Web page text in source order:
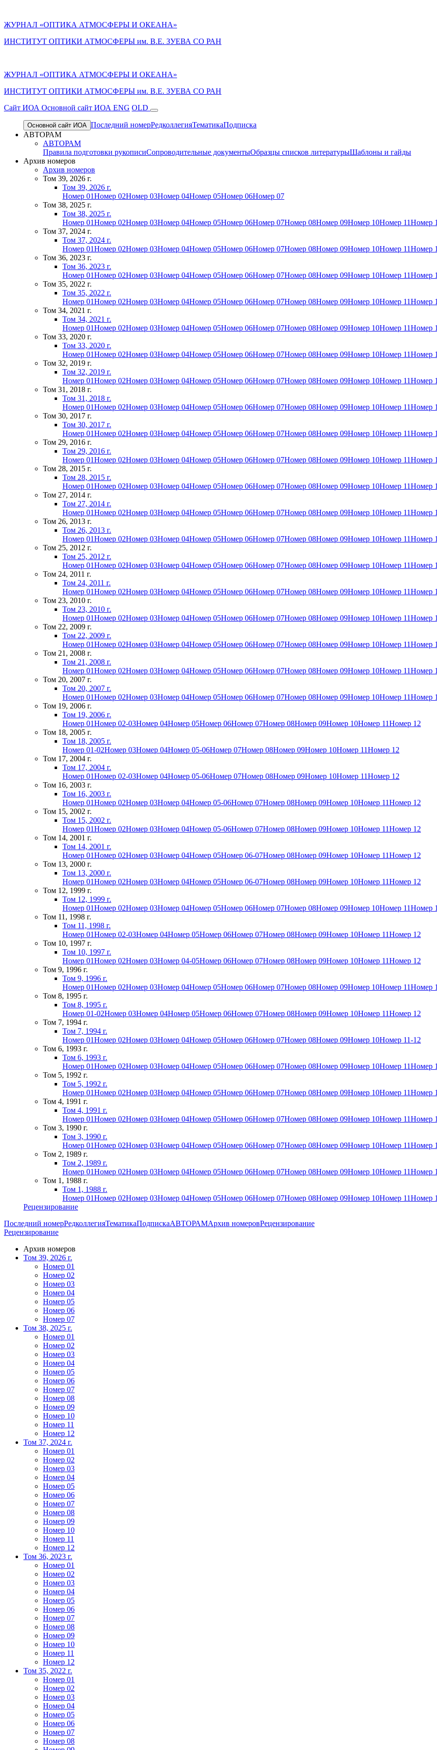
ЖУРНАЛ «ОПТИКА АТМОСФЕРЫ И ОКЕАНА»
ИНСТИТУТ ОПТИКИ АТМОСФЕРЫ им. В.Е. ЗУЕВА СО РАН
ЖУРНАЛ «ОПТИКА АТМОСФЕРЫ И ОКЕАНА»
ИНСТИТУТ ОПТИКИ АТМОСФЕРЫ им. В.Е. ЗУЕВА СО РАН
Cайт ИОА Основной сайт ИОА ENG OLD
Основной сайт ИОА Последний номерРедколлегияТематикаПодписка
АВТОРАМ
АВТОРАМ
Правила подготовки рукописиСопроводительные документыОбразцы списков литературыШаблоны и гайды
Архив номеров
Архив номеров
Том 39, 2026 г.
Том 39, 2026 г.
Номер 01Номер 02Номер 03Номер 04Номер 05Номер 06Номер 07
Том 38, 2025 г.
Том 38, 2025 г.
Номер 01Номер 02Номер 03Номер 04Номер 05Номер 06Номер 07Номер 08Номер 09Номер 10Номер 11Номер
Том 37, 2024 г.
Том 37, 2024 г.
Номер 01Номер 02Номер 03Номер 04Номер 05Номер 06Номер 07Номер 08Номер 09Номер 10Номер 11Номер
Том 36, 2023 г.
Том 36, 2023 г.
Номер 01Номер 02Номер 03Номер 04Номер 05Номер 06Номер 07Номер 08Номер 09Номер 10Номер 11Номер
Том 35, 2022 г.
Том 35, 2022 г.
Номер 01Номер 02Номер 03Номер 04Номер 05Номер 06Номер 07Номер 08Номер 09Номер 10Номер 11Номер
Том 34, 2021 г.
Том 34, 2021 г.
Номер 01Номер 02Номер 03Номер 04Номер 05Номер 06Номер 07Номер 08Номер 09Номер 10Номер 11Номер
Том 33, 2020 г.
Том 33, 2020 г.
Номер 01Номер 02Номер 03Номер 04Номер 05Номер 06Номер 07Номер 08Номер 09Номер 10Номер 11Номер
Том 32, 2019 г.
Том 32, 2019 г.
Номер 01Номер 02Номер 03Номер 04Номер 05Номер 06Номер 07Номер 08Номер 09Номер 10Номер 11Номер
Том 31, 2018 г.
Том 31, 2018 г.
Номер 01Номер 02Номер 03Номер 04Номер 05Номер 06Номер 07Номер 08Номер 09Номер 10Номер 11Номер
Том 30, 2017 г.
Том 30, 2017 г.
Номер 01Номер 02Номер 03Номер 04Номер 05Номер 06Номер 07Номер 08Номер 09Номер 10Номер 11Номер
Том 29, 2016 г.
Том 29, 2016 г.
Номер 01Номер 02Номер 03Номер 04Номер 05Номер 06Номер 07Номер 08Номер 09Номер 10Номер 11Номер
Том 28, 2015 г.
Том 28, 2015 г.
Номер 01Номер 02Номер 03Номер 04Номер 05Номер 06Номер 07Номер 08Номер 09Номер 10Номер 11Номер
Том 27, 2014 г.
Том 27, 2014 г.
Номер 01Номер 02Номер 03Номер 04Номер 05Номер 06Номер 07Номер 08Номер 09Номер 10Номер 11Номер
Том 26, 2013 г.
Том 26, 2013 г.
Номер 01Номер 02Номер 03Номер 04Номер 05Номер 06Номер 07Номер 08Номер 09Номер 10Номер 11Номер
Том 25, 2012 г.
Том 25, 2012 г.
Номер 01Номер 02Номер 03Номер 04Номер 05Номер 06Номер 07Номер 08Номер 09Номер 10Номер 11Номер
Том 24, 2011 г.
Том 24, 2011 г.
Номер 01Номер 02Номер 03Номер 04Номер 05Номер 06Номер 07Номер 08Номер 09Номер 10Номер 11Номер
Том 23, 2010 г.
Том 23, 2010 г.
Номер 01Номер 02Номер 03Номер 04Номер 05Номер 06Номер 07Номер 08Номер 09Номер 10Номер 11Номер
Том 22, 2009 г.
Том 22, 2009 г.
Номер 01Номер 02Номер 03Номер 04Номер 05Номер 06Номер 07Номер 08Номер 09Номер 10Номер 11Номер
Том 21, 2008 г.
Том 21, 2008 г.
Номер 01Номер 02Номер 03Номер 04Номер 05Номер 06Номер 07Номер 08Номер 09Номер 10Номер 11Номер
Том 20, 2007 г.
Том 20, 2007 г.
Номер 01Номер 02Номер 03Номер 04Номер 05Номер 06Номер 07Номер 08Номер 09Номер 10Номер 11Номер
Том 19, 2006 г.
Том 19, 2006 г.
Номер 01Номер 02-03Номер 04Номер 05Номер 06Номер 07Номер 08Номер 09Номер 10Номер 11Номер 12
Том 18, 2005 г.
Том 18, 2005 г.
Номер 01-02Номер 03Номер 04Номер 05-06Номер 07Номер 08Номер 09Номер 10Номер 11Номер 12
Том 17, 2004 г.
Том 17, 2004 г.
Номер 01Номер 02-03Номер 04Номер 05-06Номер 07Номер 08Номер 09Номер 10Номер 11Номер 12
Том 16, 2003 г.
Том 16, 2003 г.
Номер 01Номер 02Номер 03Номер 04Номер 05-06Номер 07Номер 08Номер 09Номер 10Номер 11Номер 12
Том 15, 2002 г.
Том 15, 2002 г.
Номер 01Номер 02Номер 03Номер 04Номер 05-06Номер 07Номер 08Номер 09Номер 10Номер 11Номер 12
Том 14, 2001 г.
Том 14, 2001 г.
Номер 01Номер 02Номер 03Номер 04Номер 05Номер 06-07Номер 08Номер 09Номер 10Номер 11Номер 12
Том 13, 2000 г.
Том 13, 2000 г.
Номер 01Номер 02Номер 03Номер 04Номер 05Номер 06-07Номер 08Номер 09Номер 10Номер 11Номер 12
Том 12, 1999 г.
Том 12, 1999 г.
Номер 01Номер 02Номер 03Номер 04Номер 05Номер 06Номер 07Номер 08Номер 09Номер 10Номер 11Номер
Том 11, 1998 г.
Том 11, 1998 г.
Номер 01Номер 02-03Номер 04Номер 05Номер 06Номер 07Номер 08Номер 09Номер 10Номер 11Номер 12
Том 10, 1997 г.
Том 10, 1997 г.
Номер 01Номер 02Номер 03Номер 04-05Номер 06Номер 07Номер 08Номер 09Номер 10Номер 11Номер 12
Том 9, 1996 г.
Том 9, 1996 г.
Номер 01Номер 02Номер 03Номер 04Номер 05Номер 06Номер 07Номер 08Номер 09Номер 10Номер 11Номер
Том 8, 1995 г.
Том 8, 1995 г.
Номер 01-02Номер 03Номер 04Номер 05Номер 06Номер 07Номер 08Номер 09Номер 10Номер 11Номер 12
Том 7, 1994 г.
Том 7, 1994 г.
Номер 01Номер 02Номер 03Номер 04Номер 05Номер 06Номер 07Номер 08Номер 09Номер 10Номер 11-12
Том 6, 1993 г.
Том 6, 1993 г.
Номер 01Номер 02Номер 03Номер 04Номер 05Номер 06Номер 07Номер 08Номер 09Номер 10Номер 11Номер
Том 5, 1992 г.
Том 5, 1992 г.
Номер 01Номер 02Номер 03Номер 04Номер 05Номер 06Номер 07Номер 08Номер 09Номер 10Номер 11Номер
Том 4, 1991 г.
Том 4, 1991 г.
Номер 01Номер 02Номер 03Номер 04Номер 05Номер 06Номер 07Номер 08Номер 09Номер 10Номер 11Номер
Том 3, 1990 г.
Том 3, 1990 г.
Номер 01Номер 02Номер 03Номер 04Номер 05Номер 06Номер 07Номер 08Номер 09Номер 10Номер 11Номер
Том 2, 1989 г.
Том 2, 1989 г.
Номер 01Номер 02Номер 03Номер 04Номер 05Номер 06Номер 07Номер 08Номер 09Номер 10Номер 11Номер
Том 1, 1988 г.
Том 1, 1988 г.
Номер 01Номер 02Номер 03Номер 04Номер 05Номер 06Номер 07Номер 08Номер 09Номер 10Номер 11Номер
Рецензирование
Последний номерРедколлегияТематикаПодпискаАВТОРАМАрхив номеровРецензирование
Рецензирование
Архив номеров
Том 39, 2026 г.
Номер 01
Номер 02
Номер 03
Номер 04
Номер 05
Номер 06
Номер 07
Том 38, 2025 г.
Номер 01
Номер 02
Номер 03
Номер 04
Номер 05
Номер 06
Номер 07
Номер 08
Номер 09
Номер 10
Номер 11
Номер 12
Том 37, 2024 г.
Номер 01
Номер 02
Номер 03
Номер 04
Номер 05
Номер 06
Номер 07
Номер 08
Номер 09
Номер 10
Номер 11
Номер 12
Том 36, 2023 г.
Номер 01
Номер 02
Номер 03
Номер 04
Номер 05
Номер 06
Номер 07
Номер 08
Номер 09
Номер 10
Номер 11
Номер 12
Том 35, 2022 г.
Номер 01
Номер 02
Номер 03
Номер 04
Номер 05
Номер 06
Номер 07
Номер 08